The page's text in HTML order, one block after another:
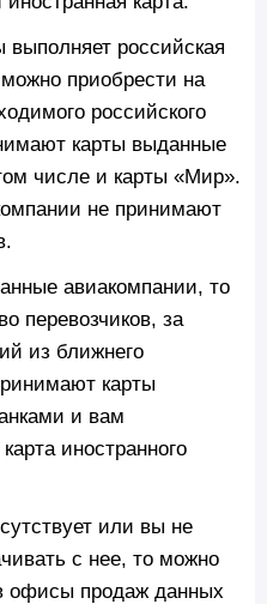
российская
приобрести на
российского
карты выданные
числе и карты «Мир».
не принимают
авиакомпании, то
перевозчиков, за
из ближнего
карты
и вам
иностранного
или вы не
с нее, то можно
офисы продаж данных